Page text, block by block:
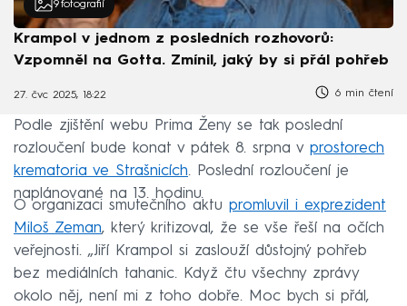
9 fotografií
Krampol v jednom z posledních rozhovorů:
Vzpomněl na Gotta. Zmínil, jaký by si přál pohřeb
27. čvc 2025, 18:22 6 min čtení
Podle zjištění webu Prima Ženy se tak poslední
rozloučení bude konat v pátek 8. srpna v prostorech
krematoria ve Strašnicích. Poslední rozloučení je
naplánované na 13. hodinu.
O organizaci smutečního aktu promluvil i exprezident
Miloš Zeman, který kritizoval, že se vše řeší na očích
veřejnosti. „Jiří Krampol si zaslouží důstojný pohřeb
bez mediálních tahanic. Když čtu všechny zprávy
okolo něj, není mi z toho dobře. Moc bych si přál,